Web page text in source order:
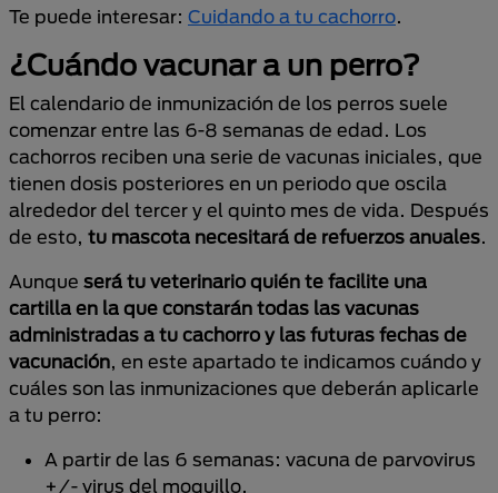
Te puede interesar: Cuidando a tu cachorro.
¿Cuándo vacunar a un perro?
El calendario de inmunización de los perros suele
comenzar entre las 6-8 semanas de edad. Los
cachorros reciben una serie de vacunas iniciales, que
tienen dosis posteriores en un periodo que oscila
alrededor del tercer y el quinto mes de vida. Después
de esto, tu mascota necesitará de refuerzos anuales.
Aunque será tu veterinario quién te facilite una
cartilla en la que constarán todas las vacunas
administradas a tu cachorro y las futuras fechas de
vacunación, en este apartado te indicamos cuándo y
cuáles son las inmunizaciones que deberán aplicarle
a tu perro:
A partir de las 6 semanas: vacuna de parvovirus
+/- virus del moquillo.